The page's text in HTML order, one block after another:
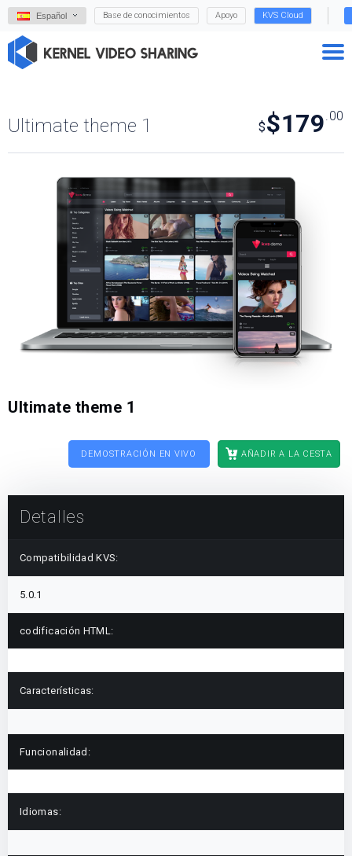
Español Base de conocimientos Apoyo KVS Cloud
Ultimate theme 1 $$179.00
Ultimate theme 1
DEMOSTRACIÓN EN VIVO AÑADIR A LA CESTA
Detalles
Compatibilidad KVS:
5.0.1
codificación HTML:
Características:
Funcionalidad:
Idiomas: